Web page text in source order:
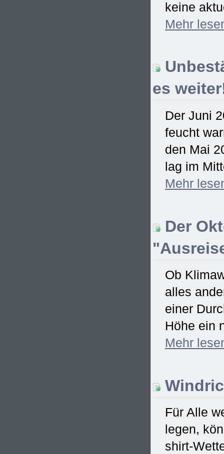
keine
Mehr
es
Der Juni
feucht
den Mai
lag im
Mehr
Der
Ob
alles
einer
Höhe ein
Mehr
Für Alle
legen,
shirt-